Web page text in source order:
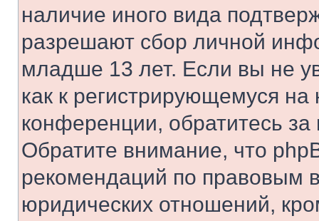
наличие иного вида
разрешают сбор личной
младше 13 лет. Если вы не
как к регистрирующемуся
конференции, обратитесь
Обратите внимание, что
рекомендаций по правовым
юридических отношений,